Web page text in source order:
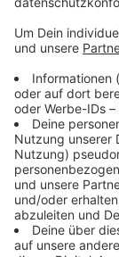
Veröffentlicht:
Anzeige
Auf Höhe der
getroffen, um
darunter
Insgesamt